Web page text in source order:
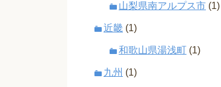
山梨県南アルプス市 (1)
近畿 (1)
和歌山県湯浅町 (1)
九州 (1)